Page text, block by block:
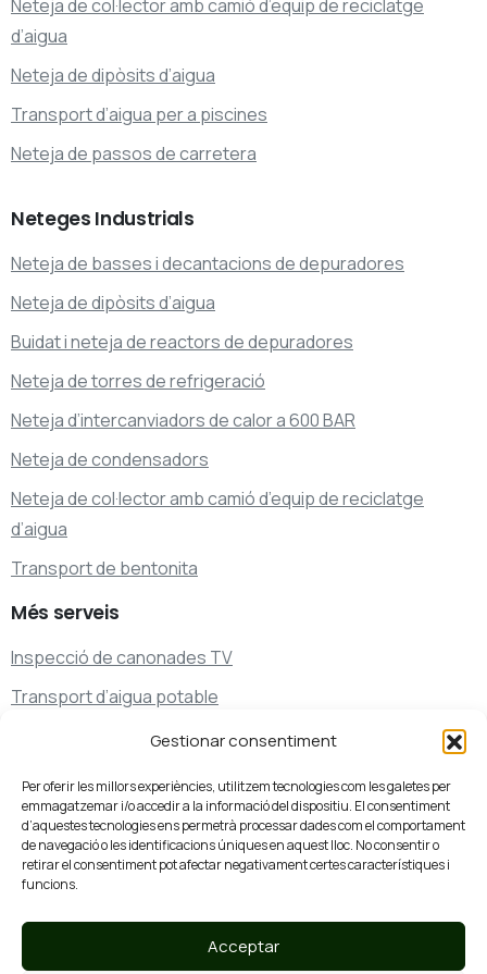
Gestionar consentiment
Per oferir les millors experiències, utilitzem tecnologies com les galetes per
emmagatzemar i/o accedir a la informació del dispositiu. El consentiment
d’aquestes tecnologies ens permetrà processar dades com el comportament
de navegació o les identificacions úniques en aquest lloc. No consentir o
retirar el consentiment pot afectar negativament certes característiques i
funcions.
Acceptar
Neteja de col·lector amb camió d’equip de reciclatge
d’aigua
Neteja de dipòsits d’aigua
Transport d’aigua per a piscines
Neteja de passos de carretera
Neteges Industrials
Neteja de basses i decantacions de depuradores
Neteja de dipòsits d’aigua
Buidat i neteja de reactors de depuradores
Neteja de torres de refrigeració
Neteja d’intercanviadors de calor a 600 BAR
Neteja de condensadors
Neteja de col·lector amb camió d’equip de reciclatge
d’aigua
Transport de bentonita
Més serveis
Inspecció de canonades TV
Transport d’aigua potable
Transport de residus
Serveis de neteja i desembussaments especials
Parlem?
Truca’ns